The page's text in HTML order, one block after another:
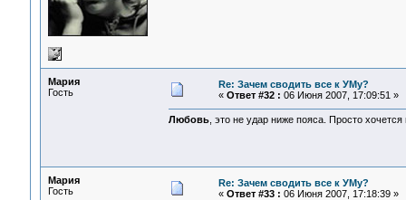
Мария
Гость
Re: Зачем сводить все к УМу?
« Ответ #32 : 06 Июня 2007, 17:09:51 »
Любовь, это не удар ниже пояса. Просто
Мария
Гость
Re: Зачем сводить все к УМу?
« Ответ #33 : 06 Июня 2007, 17:18:39 »